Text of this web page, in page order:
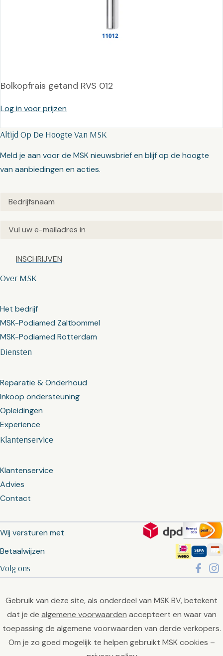
Bolkopfrais getand RVS 012
Log in voor prijzen
Klantenservice
Klantenservice
Advies
Contact
Diensten
Reparatie & Onderhoud
Inkoop ondersteuning
Opleidingen
Experience
Over MSK
Het bedrijf
MSK-Podiamed Zaltbommel
MSK-Podiamed Rotterdam
Altijd Op De Hoogte Van MSK
Meld je aan voor de MSK nieuwsbrief en blijf op de hoogte
van aanbiedingen en acties.
Untitled(Vereist)
Email(Vereist)
Captcha
Wij versturen met
Betaalwijzen
Volg ons
Gebruik van deze site, als onderdeel van MSK BV, betekent
dat je de algemene voorwaarden accepteert en waar van
toepassing de algemene voorwaarden van derde verkopers.
Om je zo goed mogelijk te helpen gebruikt MSK cookies –